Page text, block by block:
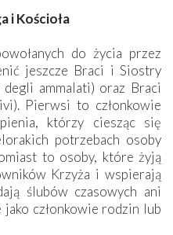
i Kościoła
do życia przez
jeszcze Braci i Siostry
ammalati) oraz Braci
Pierwsi to członkowie
którzy ciesząc się
potrzebach osoby
to osoby, które żyją
Krzyża i wspierają
ślubów czasowych ani
członkowie rodzin lub